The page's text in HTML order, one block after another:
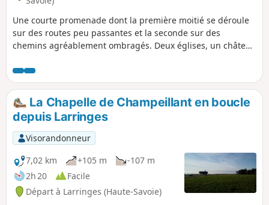
Une courte promenade dont la première moitié se déroule
sur des routes peu passantes et la seconde sur des
chemins agréablement ombragés. Deux églises, un château
fontaines-abreuvoirs sont au rendez-vous.
La Chapelle de Champeillant en boucle
depuis Larringes
Visorandonneur
7,02 km
+105 m
-107 m
2h 20
Facile
Départ à Larringes (Haute-Savoie)